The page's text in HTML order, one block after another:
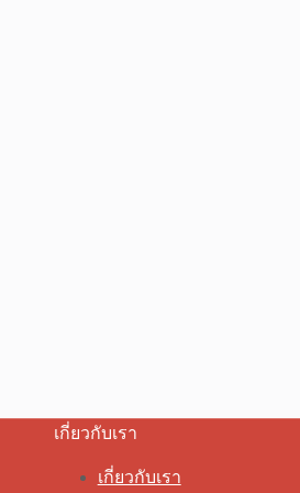
เกี่ยวกับเรา
เกี่ยวกับเรา